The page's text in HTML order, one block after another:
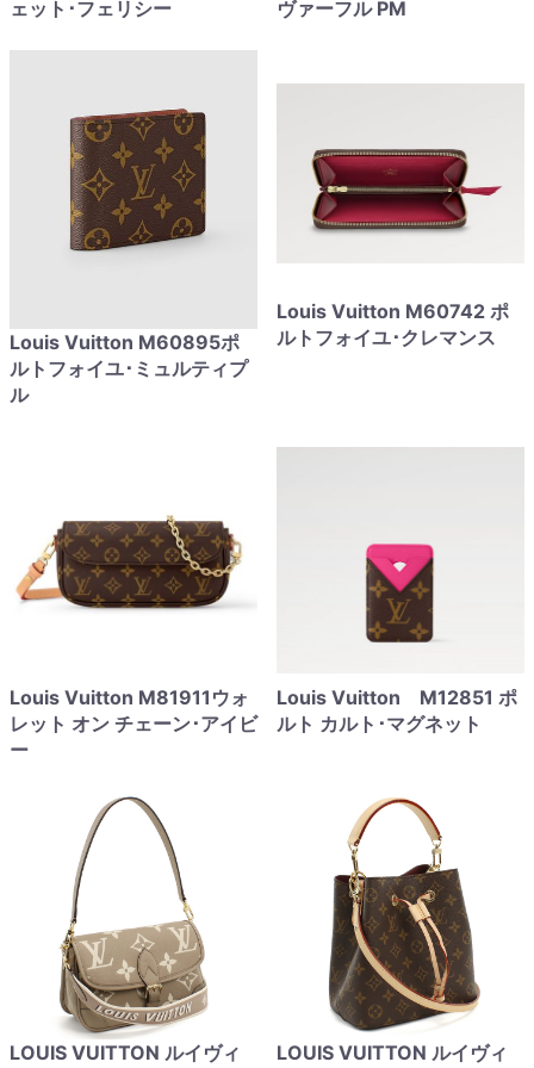
ェット･フェリシー ヴァーフル PM
Louis Vuitton M60895ポ
ルトフォイユ･ミュルティプ
ル
Louis Vuitton M60742 ポ
ルトフォイユ･クレマンス
Louis Vuitton M81911ウォ
レット オン チェーン･アイビ
ー
Louis Vuitton M12851 ポ
ルト カルト･マグネット
LOUIS VUITTON ルイヴィ
LOUIS VUITTON ルイヴィ